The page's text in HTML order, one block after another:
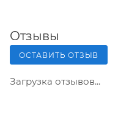
Отзывы
ОСТАВИТЬ ОТЗЫВ
Загрузка отзывов...